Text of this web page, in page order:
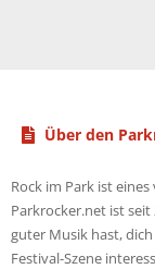
Über den
Rock im Park ist
Parkrocker.net ist seit
guter Musik hast,
Festival-Szene